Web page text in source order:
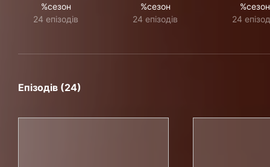
%сезон
24 епізодів
%сезон
24 епізодів
%сезон
24
Епізодів (24)